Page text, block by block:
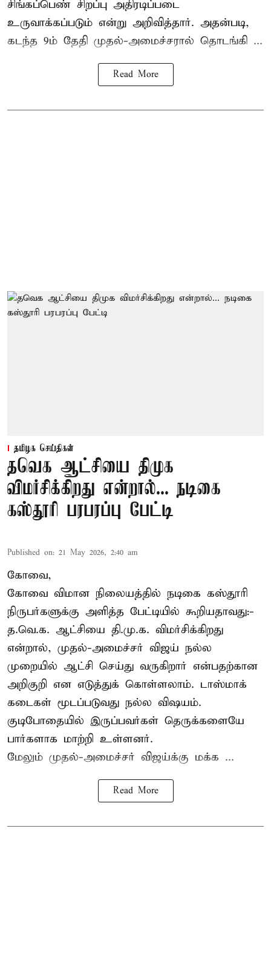
சிங்கப்பெண் சிறப்பு அதிரடிப்படை
உருவாக்கப்படும் என்று அறிவித்தார். அதன்படி,
கடந்த 9ம் தேதி முதல்-அமைச்சரால் தொடங்கி ...
Read More
தமிழக செய்திகள்
தவெக ஆட்சியை திமுக
விமர்சிக்கிறது என்றால்... நடிகை
கஸ்தூரி பரபரப்பு பேட்டி
Published on: 21 May 2026, 2:40 am
கோவை,
கோவை விமான நிலையத்தில் நடிகை கஸ்தூரி
நிருபர்களுக்கு அளித்த பேட்டியில் கூறியதாவது:-
த.வெ.க. ஆட்சியை தி.மு.க. விமர்சிக்கிறது
என்றால், முதல்-அமைச்சர் விஜய் நல்ல
முறையில் ஆட்சி செய்து வருகிறார் என்பதற்கான
அறிகுறி என எடுத்துக் கொள்ளலாம். டாஸ்மாக்
கடைகள் மூடப்படுவது நல்ல விஷயம்.
குடிபோதையில் இருப்பவர்கள் தெருக்களையே
பார்களாக மாற்றி உள்ளனர்.
மேலும் முதல்-அமைச்சர் விஜய்க்கு மக்க ...
Read More